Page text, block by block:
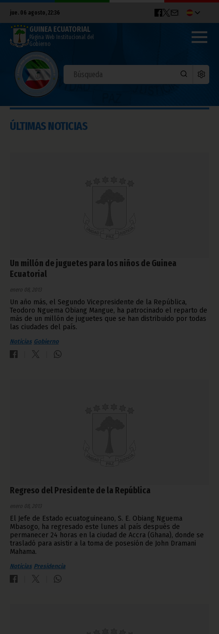
jue. 06 agosto, 22:36
GUINEA ECUATORIAL
Página Web Institucional del
Gobierno
ÚLTIMAS NOTICIAS
Un millón de juguetes para los niños de Guinea
Ecuatorial
enero 08, 2013
Un año más, el Segundo Vicepresidente de la República,
Teodoro Nguema Obiang Mangue, ha patrocinado el reparto de
más de un millón de juguetes que se han distribuido por todas
las ciudades del país.
Noticias Gobierno
Regreso del Presidente de la República
enero 08, 2013
El Jefe de Estado ecuatoguineano, S. E. Obiang Nguema
Mbasogo, ha regresado este lunes al país después de
permanecer 24 horas en la ciudad de Accra (Ghana), donde se
trasladó para asistir a la toma de posesión de John Dramani
Mahama.
Noticias Presidencia